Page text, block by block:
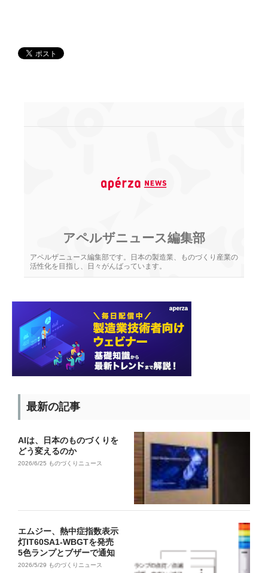
アペルザニュース編集部
アペルザニュース編集部です。日本の製造業、ものづくり産業の
活性化を目指し、日々がんばっています。
最新の記事
AIは、日本のものづくりを
どう変えるのか
2026/6/25 ものづくりニュース
エムジー、熱中症指数表示
灯IT60SA1-WBGTを発売
5色ランプとブザーで通知
2026/5/29 ものづくりニュース